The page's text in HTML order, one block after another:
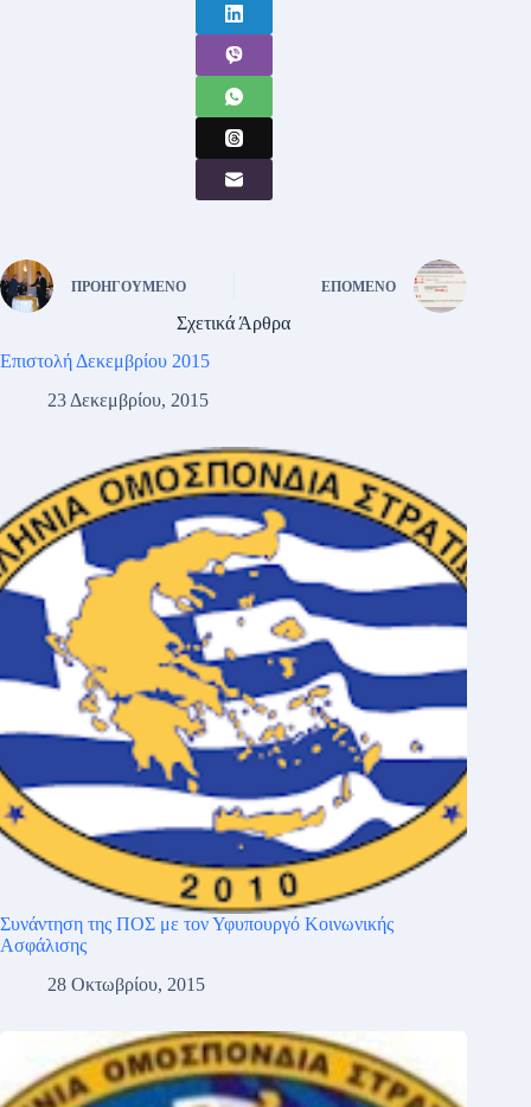
ΠΡΟΗΓΟΎΜΕΝΟ ΕΠΌΜΕΝΟ
Σχετικά Άρθρα
Επιστολή Δεκεμβρίου 2015
23 Δεκεμβρίου, 2015
Συνάντηση της ΠΟΣ με τον Υφυπουργό Κοινωνικής
Ασφάλισης
28 Οκτωβρίου, 2015